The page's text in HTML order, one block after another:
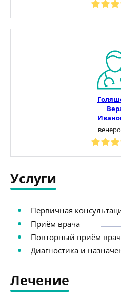
Услуги
Первичная
Приём врача
Повторный приём
Диагностика и
Лечение